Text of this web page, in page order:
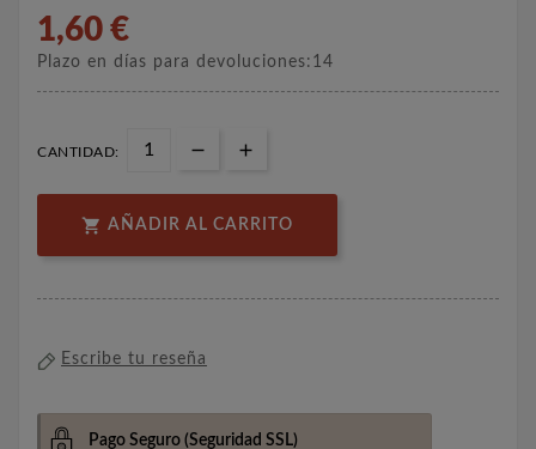
1,60 €
Plazo en días para devoluciones:14
CANTIDAD:
 AÑADIR AL CARRITO
Escribe tu reseña
Pago Seguro (Seguridad SSL)